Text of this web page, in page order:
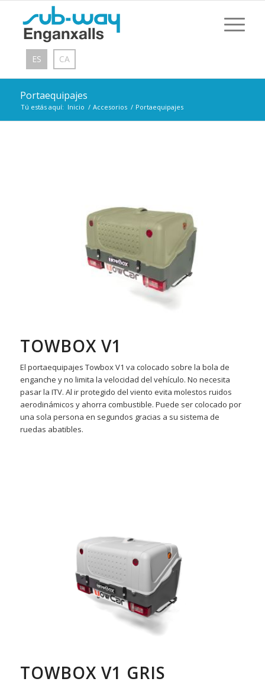
ES CA
Portaequipajes
Tú estás aquí: Inicio / Accesorios / Portaequipajes
TOWBOX V1
El portaequipajes Towbox V1 va colocado sobre la bola de
enganche y no limita la velocidad del vehículo. No necesita
pasar la ITV. Al ir protegido del viento evita molestos ruidos
aerodinámicos y ahorra combustible. Puede ser colocado por
una sola persona en segundos gracias a su sistema de
ruedas abatibles.
TOWBOX V1 GRIS